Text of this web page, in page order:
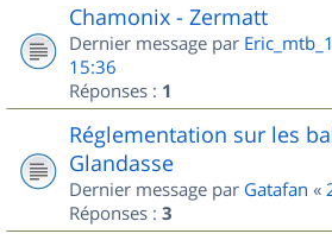
Chamonix - Zermatt
Dernier message par
15:36
Réponses : 1
Réglementation sur les
Glandasse
Dernier message par Gatafan «
Réponses : 3